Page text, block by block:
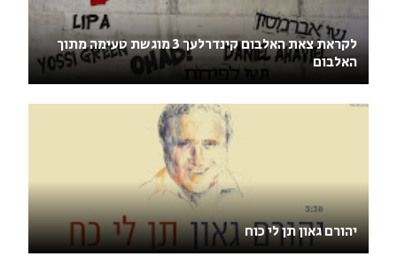
לקראת צאת האלבום קינדרלעך 3 מוגשת טעימה מתוך
האלבום
יהורם גאון תן לי כוח